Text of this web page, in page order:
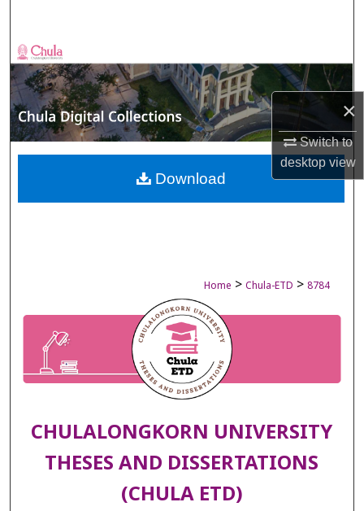
×
Switch to
desktopview
Browse Collections
My Account
About
Digital Commons Network™
Home > Chula-ETD > 8784
CHULALONGKORN UNIVERSITY
THESES AND DISSERTATIONS
(CHULA ETD)
Download